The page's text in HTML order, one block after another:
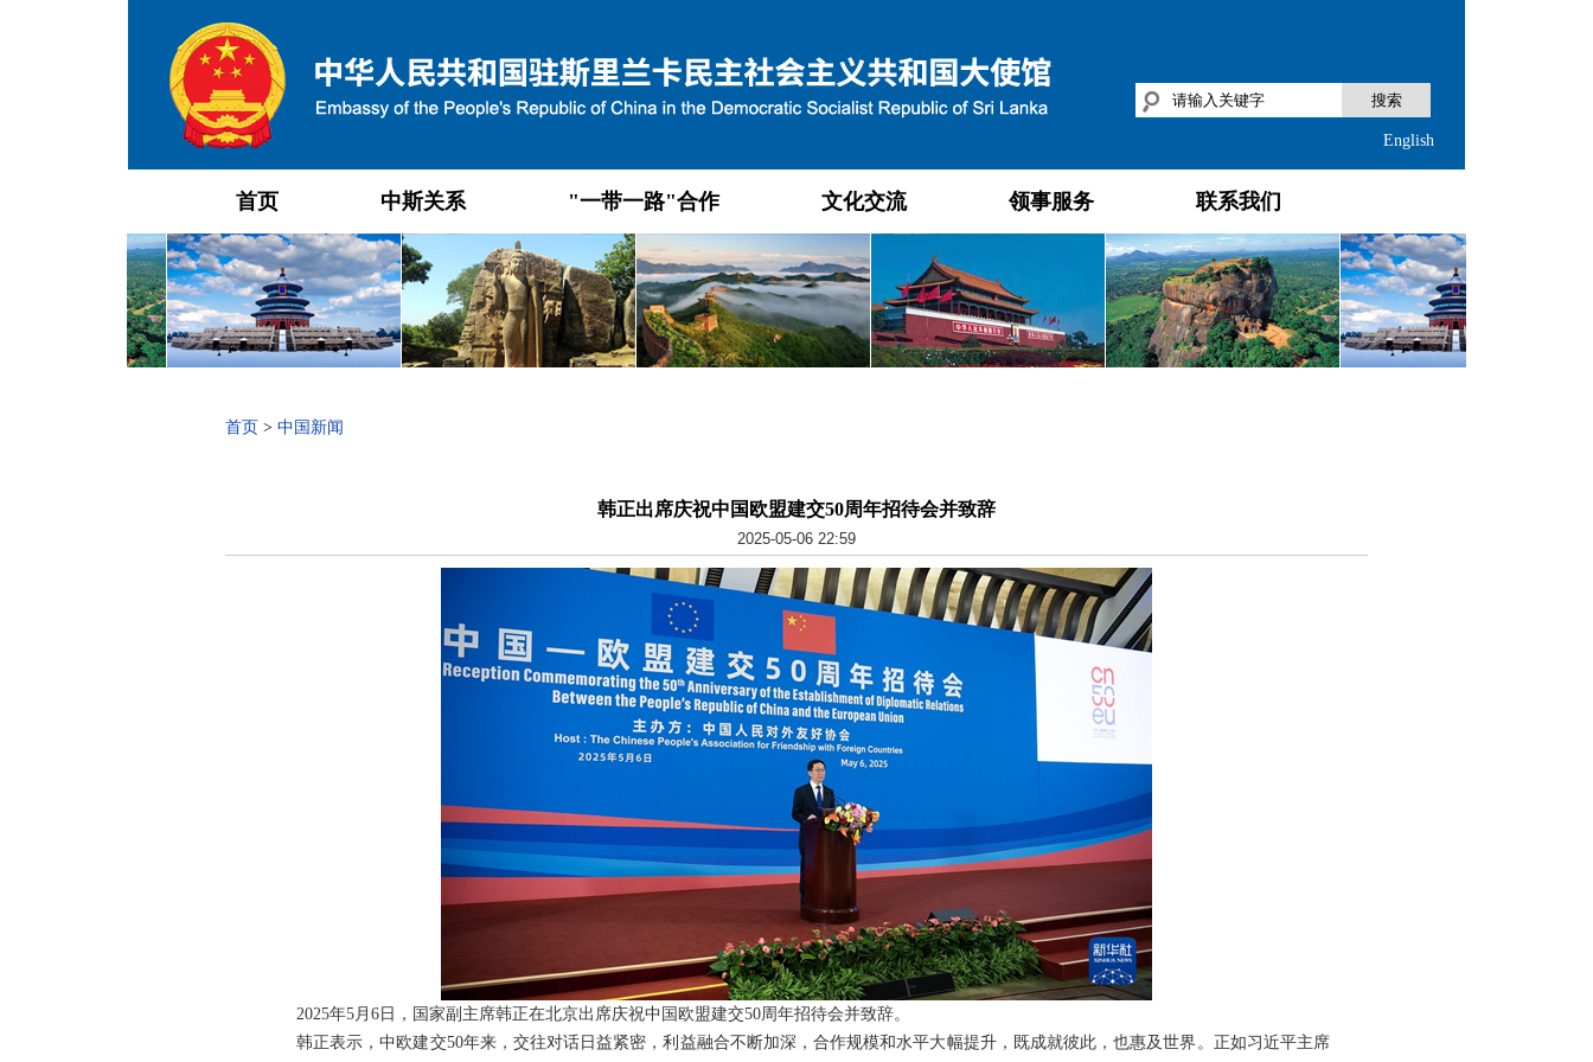
搜索
English
首页 中斯关系 "一带一路"合作 文化交流 领事服务 联系我们
首页 > 中国新闻
韩正出席庆祝中国欧盟建交50周年招待会并致辞
2025-05-06 22:59
2025年5月6日，国家副主席韩正在北京出席庆祝中国欧盟建交50周年招待会并致辞。
韩正表示，中欧建交50年来，交往对话日益紧密，利益融合不断加深，合作规模和水平大幅提升，既成就彼此，也惠及世界。正如习近平主席